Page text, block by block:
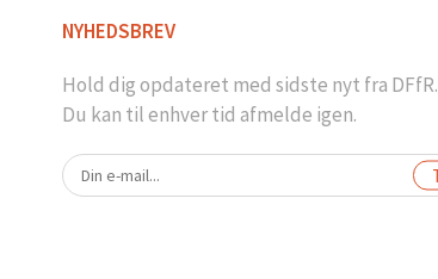
NYHEDSBREV
Hold dig opdateret med sidste nyt fra DFfR.
Du kan til enhver tid afmelde igen.